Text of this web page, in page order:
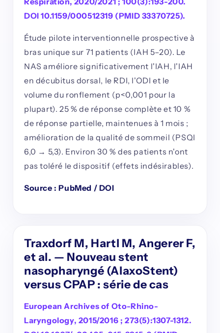
DOI 10.1159/000512319 (PMID 33370725).
Étude pilote interventionnelle prospective à
bras unique sur 71 patients (IAH 5–20). Le
NAS améliore significativement l'IAH, l'IAH
en décubitus dorsal, le RDI, l'ODI et le
volume du ronflement (p<0,001 pour la
plupart). 25 % de réponse complète et 10 %
de réponse partielle, maintenues à 1 mois ;
amélioration de la qualité de sommeil (PSQI
6,0 → 5,3). Environ 30 % des patients n'ont
pas toléré le dispositif (effets indésirables).
Source : PubMed / DOI
Traxdorf M, Hartl M, Angerer F,
et al. — Nouveau stent
nasopharyngé (AlaxoStent)
versus CPAP : série de cas
European Archives of Oto-Rhino-
Laryngology, 2015/2016 ; 273(5):1307-1312.